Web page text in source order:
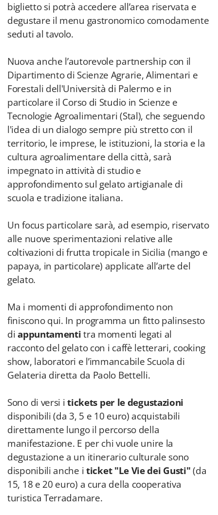
biglietto si potrà accedere all’area riservata e
degustare il menu gastronomico comodamente
seduti al tavolo.
Nuova anche l’autorevole partnership con il
Dipartimento di Scienze Agrarie, Alimentari e
Forestali dell'Università di Palermo e in
particolare il Corso di Studio in Scienze e
Tecnologie Agroalimentari (Stal), che seguendo
l'idea di un dialogo sempre più stretto con il
territorio, le imprese, le istituzioni, la storia e la
cultura agroalimentare della città, sarà
impegnato in attività di studio e
approfondimento sul gelato artigianale di
scuola e tradizione italiana.
Un focus particolare sarà, ad esempio, riservato
alle nuove sperimentazioni relative alle
coltivazioni di frutta tropicale in Sicilia (mango e
papaya, in particolare) applicate all’arte del
gelato.
Ma i momenti di approfondimento non
finiscono qui. In programma un fitto palinsesto
diappuntamentitra momenti legati al
racconto del gelato con i caffè letterari, cooking
show, laboratori e l’immancabile Scuola di
Gelateria diretta da Paolo Bettelli.
Sono di versi itickets per le degustazioni
disponibili (da 3, 5 e 10 euro) acquistabili
direttamente lungo il percorso della
manifestazione. E per chi vuole unire la
degustazione a un itinerario culturale sono
disponibili anche iticket "Le Vie dei Gusti"(da
15, 18 e 20 euro) a cura della cooperativa
turistica Terradamare.